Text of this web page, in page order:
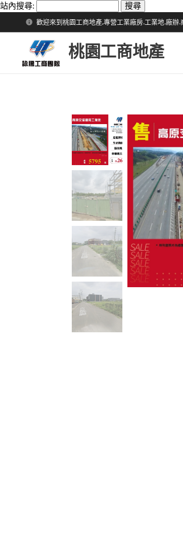
站內搜尋:
歡迎來到桃園工商地產,專營工業廠房.工業地.廠辦.
桃園工商地產